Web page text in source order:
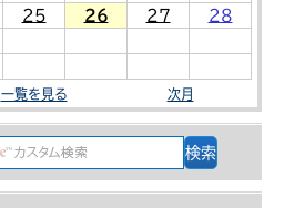
25 26 27
28
一覧を見る 次月